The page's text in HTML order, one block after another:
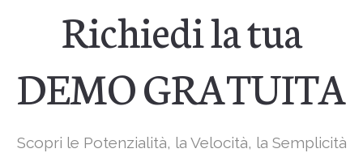
Richiedi la tua
DEMO GRATUITA
Scopri le Potenzialità, la Velocità, la Semplicità